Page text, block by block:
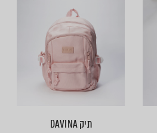
תיק DAVINA